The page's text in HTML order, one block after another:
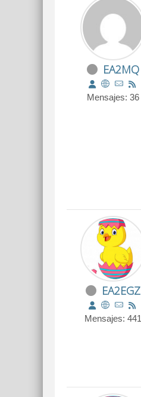
EA2MQ
Mensajes: 36
EA2EGZ
Mensajes: 441